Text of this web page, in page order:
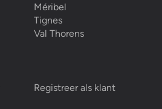
Méribel
Tignes
Val Thorens
Registreer als klant